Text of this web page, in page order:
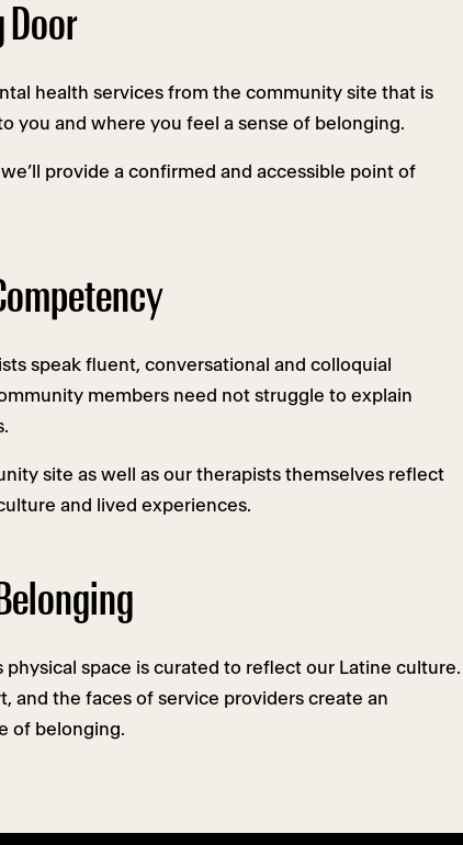
Door
health services from the community site that is
you and where you feel a sense of belonging.
we’ll provide a confirmed and accessible point of
speak fluent, conversational and colloquial
members need not struggle to explain
site as well as our therapists themselves reflect
and lived experiences.
physical space is curated to reflect our Latine culture.
and the faces of service providers create an
of belonging.